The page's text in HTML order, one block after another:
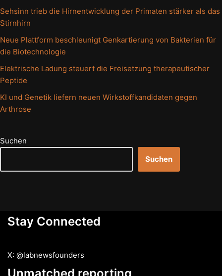
Sehsinn trieb die Hirnentwicklung der Primaten stärker als das
Stirnhirn
Neue Plattform beschleunigt Genkartierung von Bakterien für
die Biotechnologie
Elektrische Ladung steuert die Freisetzung therapeutischer
Peptide
KI und Genetik liefern neuen Wirkstoffkandidaten gegen
Arthrose
Suchen
Suchen
Stay Connected
X: @labnewsfounders